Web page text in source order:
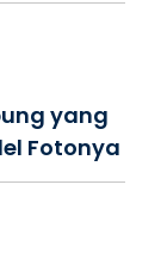
yang
Fotonya